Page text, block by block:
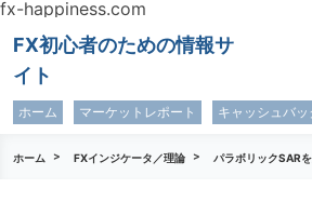
fx-happiness.com
FX初心者のための情報サ
イト
ホーム マーケットレポート キャッシュバッ
ホーム FXインジケータ／理論 パラボリックSAR